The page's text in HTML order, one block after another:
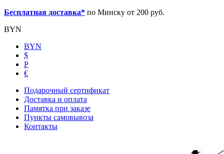
Бесплатная доставка* по Минску от 200 руб.
BYN
BYN
$
Р
€
Подарочный сертификат
Доставка и оплата
Памятка при заказе
Пункты самовывоза
Контакты